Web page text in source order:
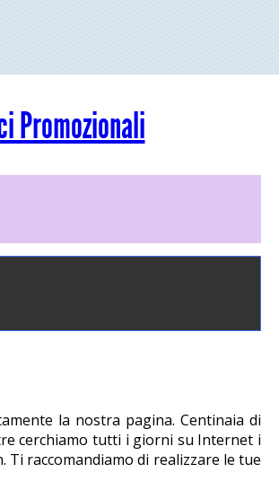
Promozionali
la nostra pagina. Centinaia di
cerchiamo tutti i giorni su Internet i
raccomandiamo di realizzare le tue